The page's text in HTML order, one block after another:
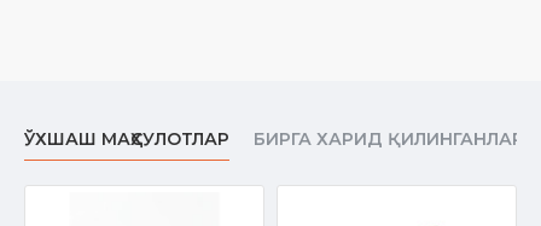
ЎХШАШ МАҲСУЛОТЛАР БИРГА ХАРИД ҚИЛИНГАНЛАР